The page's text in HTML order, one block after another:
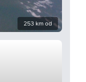
253 km od